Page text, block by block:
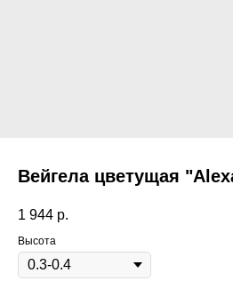
Вейгела цветущая
1 944 р.
Высота